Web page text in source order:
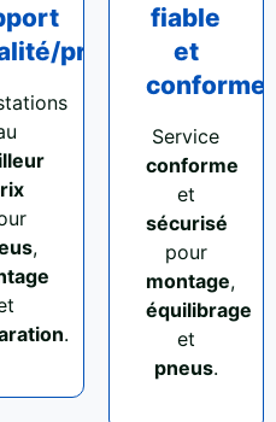
prix
,
.
fiable
et
conforme
Service
conforme
et
sécurisé
pour
montage,
équilibrage
et
pneus.